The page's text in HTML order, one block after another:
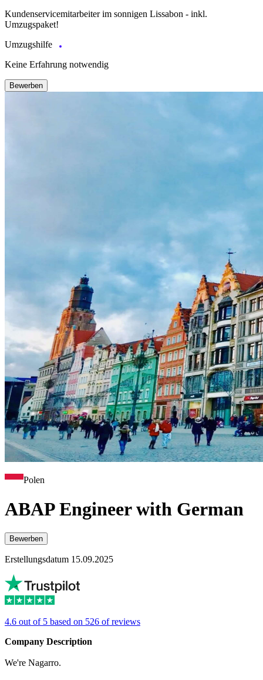
Kundenservicemitarbeiter im sonnigen Lissabon - inkl.
Umzugspaket!
Umzugshilfe
Keine Erfahrung notwendig
Bewerben
Polen
ABAP Engineer with German
Bewerben
Erstellungsdatum 15.09.2025
4.6 out of 5 based on 526 of reviews
Company Description
We're Nagarro.